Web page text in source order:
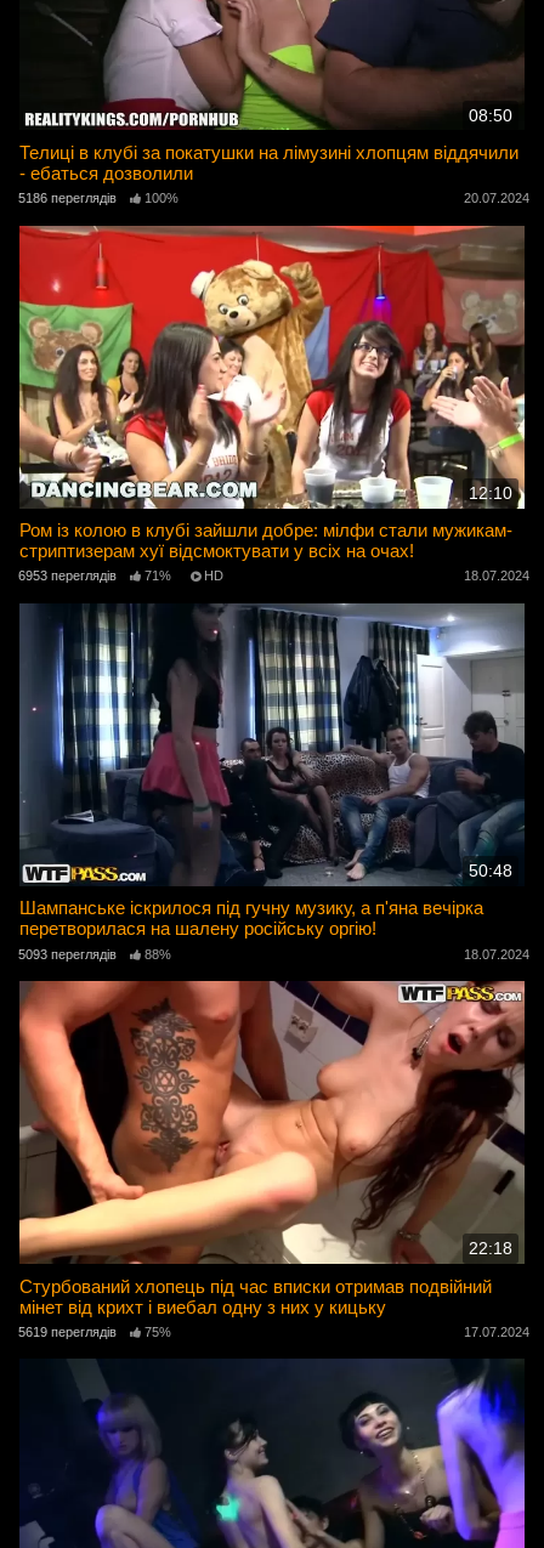
08:50
Телиці в клубі за покатушки на лімузині хлопцям віддячили
- ебаться дозволили
5186 переглядів 100% 20.07.2024
12:10
Ром із колою в клубі зайшли добре: мілфи стали мужикам-
стриптизерам хуї відсмоктувати у всіх на очах!
6953 переглядів 71% HD 18.07.2024
50:48
Шампанське іскрилося під гучну музику, а п'яна вечірка
перетворилася на шалену російську оргію!
5093 переглядів 88% 18.07.2024
22:18
Стурбований хлопець під час вписки отримав подвійний
мінет від крихт і виебал одну з них у кицьку
5619 переглядів 75% 17.07.2024